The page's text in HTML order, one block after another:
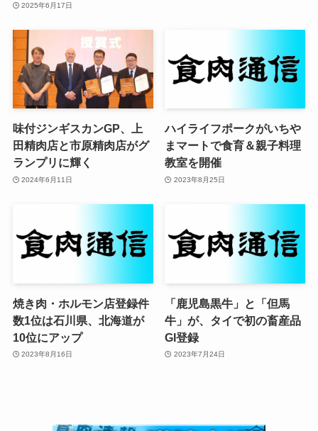
2025年6月17日
味付ジンギスカンGP、上
田精肉店と市原精肉店がグ
ランプリに輝く
2024年6月11日
ハイライフポークがいちや
まマートで食育＆親子料理
教室を開催
2023年8月25日
焼き肉・ホルモン店登録件
数1位は石川県、北海道が
10位にアップ
2023年8月16日
「鹿児島黒牛」と「但馬
牛」が、タイで初の畜産品
GI登録
2023年7月24日